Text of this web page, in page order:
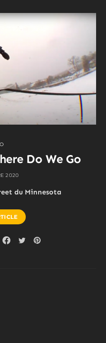
Do We Go
2020
du Minnesota